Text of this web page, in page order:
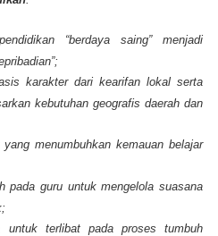
“berdaya saing” menjadi
karakter dari kearifan lokal serta
kebutuhan geografis daerah dan
menumbuhkan kemauan belajar
pada guru untuk mengelola suasana
untuk terlibat pada proses tumbuh